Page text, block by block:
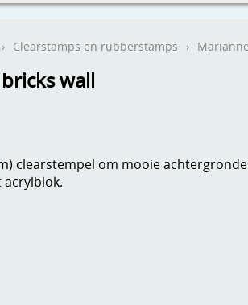
› Clearstamps en rubberstamps ›
wall
clearstempel om mooie